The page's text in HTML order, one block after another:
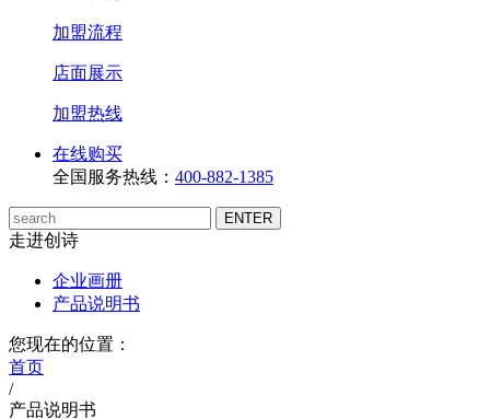
加盟流程
店面展示
加盟热线
在线购买
全国服务热线： 400-882-1385
走进创诗
企业画册
产品说明书
您现在的位置：
首页
/
产品说明书